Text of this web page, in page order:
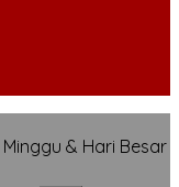
& Hari Besar